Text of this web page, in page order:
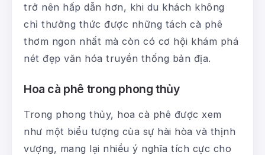
trở nên hấp dẫn hơn, khi du khách không
chỉ thưởng thức được những tách cà phê
thơm ngon nhất mà còn có cơ hội khám phá
nét đẹp văn hóa truyền thống bản địa.
Hoa cà phê trong phong thủy
Trong phong thủy, hoa cà phê được xem
như một biểu tượng của sự hài hòa và thịnh
vượng, mang lại nhiều ý nghĩa tích cực cho